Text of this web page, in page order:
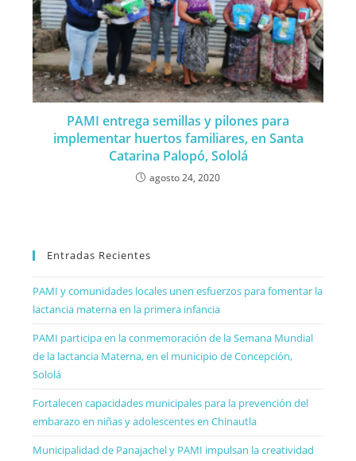
PAMI entrega semillas y pilones para
implementar huertos familiares, en Santa
Catarina Palopó, Sololá
agosto 24, 2020
Entradas Recientes
PAMI y comunidades locales unen esfuerzos para fomentar la
lactancia materna en la primera infancia
PAMI participa en la conmemoración de la Semana Mundial
de la lactancia Materna, en el municipio de Concepción,
Sololá
Fortalecen capacidades municipales para la prevención del
embarazo en niñas y adolescentes en Chinautla
Municipalidad de Panajachel y PAMI impulsan la creatividad